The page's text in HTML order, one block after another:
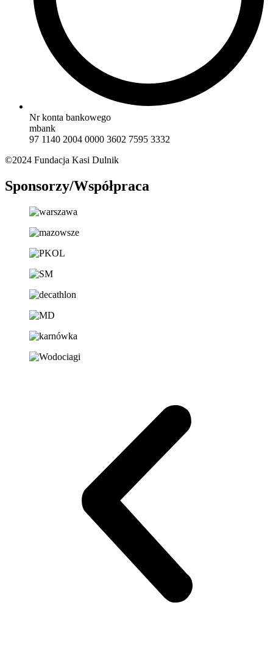
Nr konta bankowego
mbank
97 1140 2004 0000 3602 7595 3332
©2024 Fundacja Kasi Dulnik
Sponsorzy/Współpraca